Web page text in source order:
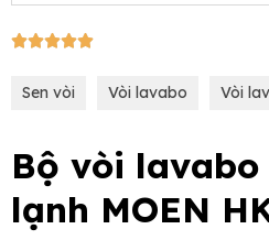
5/5
Sen vòi Vòi lavabo Vòi
Bộ vòi
lạnh MOEN